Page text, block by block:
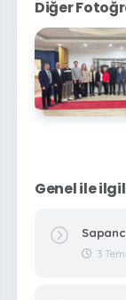
Diğer
Genel ile
3